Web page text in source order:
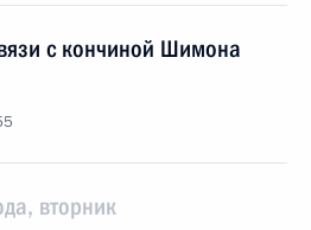
с кончиной Шимона
вторник